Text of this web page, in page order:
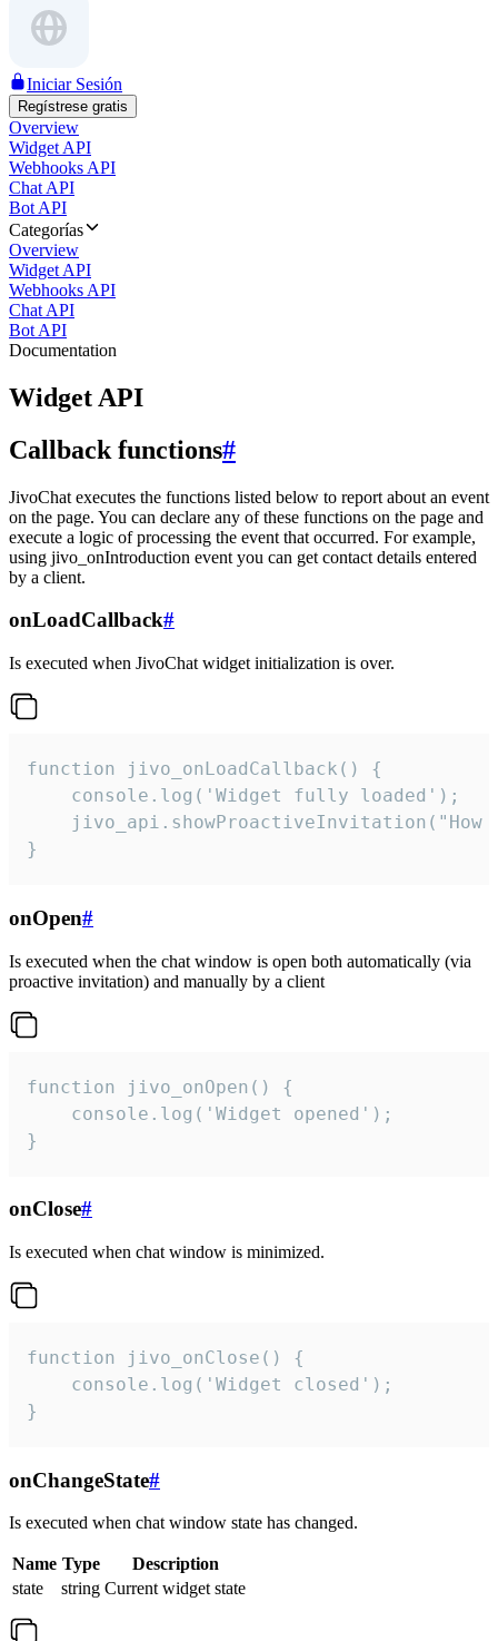
Iniciar Sesión
Regístrese gratis
Overview
Widget API
Webhooks API
Chat API
Bot API
Categorías
Overview
Widget API
Webhooks API
Chat API
Bot API
Documentation
Widget API
Callback functions#
JivoChat executes the functions listed below to report about an event
on the page. You can declare any of these functions on the page and
execute a logic of processing the event that occurred. For example,
using jivo_onIntroduction event you can get contact details entered
by a client.
onLoadCallback#
Is executed when JivoChat widget initialization is over.
function jivo_onLoadCallback() {
    console.log('Widget fully loaded');
jivo_api.showProactiveInvitation("How
}
onOpen#
Is executed when the chat window is open both automatically (via
proactive invitation) and manually by a client
function jivo_onOpen() {
    console.log('Widget opened');
}
onClose#
Is executed when chat window is minimized.
function jivo_onClose() {
    console.log('Widget closed');
}
onChangeState#
Is executed when chat window state has changed.
Name Type
Description
state
string Current widget state